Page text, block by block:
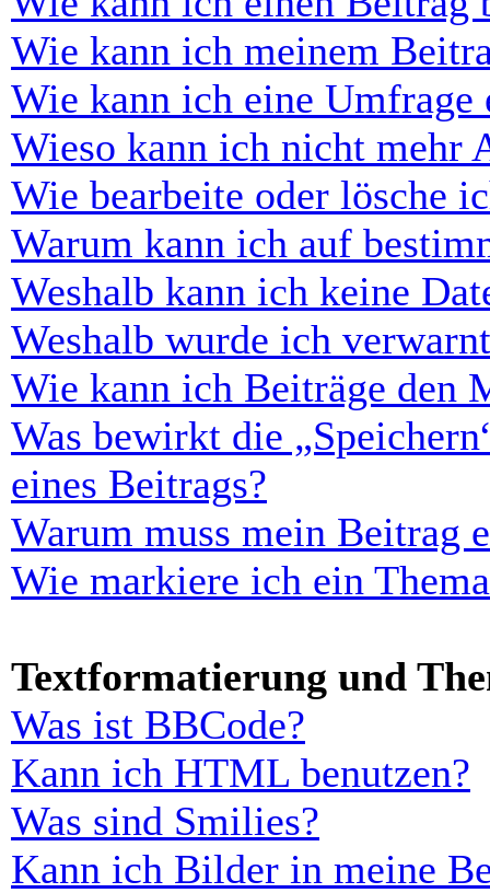
Wie kann ich meinem
Wie kann ich eine Umfrage
Wieso kann ich nicht mehr
Wie bearbeite oder lösche
Warum kann ich auf
Weshalb kann ich keine
Weshalb wurde ich
Wie kann ich Beiträge den
Was bewirkt die
eines Beitrags?
Warum muss mein Beitrag
Wie markiere ich ein
Textformatierung und
Was ist BBCode?
Kann ich HTML benutzen?
Was sind Smilies?
Kann ich Bilder in meine